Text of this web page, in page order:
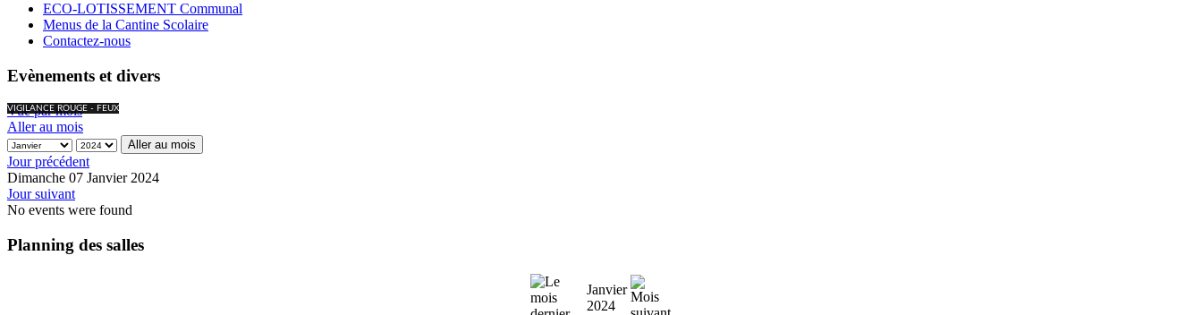
ECO-LOTISSEMENT Communal
Menus de la Cantine Scolaire
Contactez-nous
Evènements et divers
VIGILANCE ROUGE - FEUX
Vue par mois
Aller au mois
Aller au mois
Jour précédent
Dimanche 07 Janvier 2024
Jour suivant
No events were found
Planning des salles
Janvier
2024